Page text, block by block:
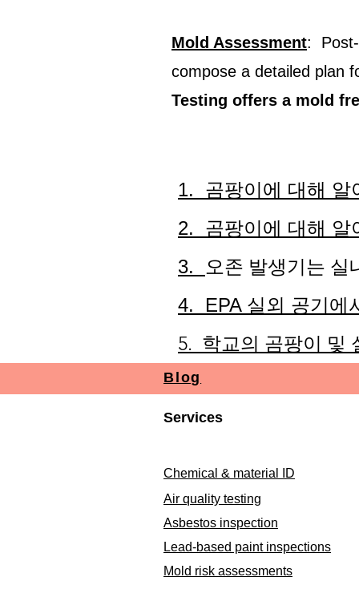
Mold Assessment:
compose a detailed plan
Testing offers a mold
1. 곰팡이에 대해 알
2. 곰팡이에 대해 알
3. 오존 발생기는 실
4. EPA 실외 공기에
5. 학교의 곰팡이 및
Blog
Services
Chemical & material ID
Air quality testing
Asbestos inspection
Lead-based paint inspections
Mold risk assessments